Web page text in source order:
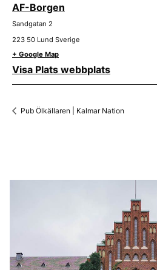
AF-Borgen
Sandgatan 2
223 50 Lund Sverige
+ Google Map
Visa Plats webbplats
Pub Ölkällaren | Kalmar Nation